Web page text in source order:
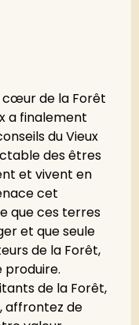
cœur de la Forêt
a finalement
du Vieux
des êtres
et vivent en
cet
que ces terres
et que seule
de la Forêt,
produire.
de la Forêt,
affrontez de